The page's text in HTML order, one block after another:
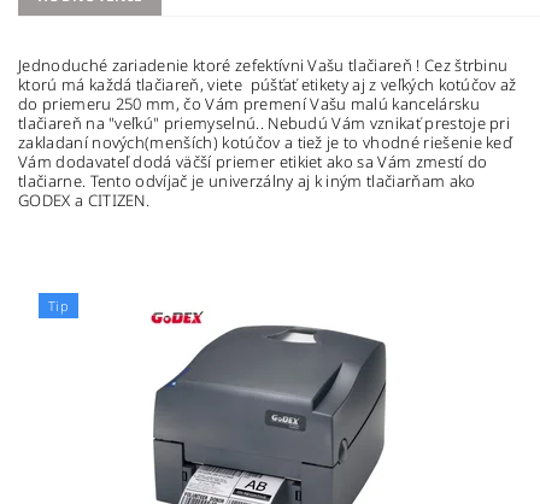
Jednoduché zariadenie ktoré zefektívni Vašu tlačiareň ! Cez štrbinu
ktorú má každá tlačiareň, viete púšťať etikety aj z veľkých kotúčov až
do priemeru 250 mm, čo Vám premení Vašu malú kancelársku
tlačiareň na "veľkú" priemyselnú.. Nebudú Vám vznikať prestoje pri
zakladaní nových(menších) kotúčov a tiež je to vhodné riešenie keď
Vám dodavateľ dodá väčší priemer etikiet ako sa Vám zmestí do
tlačiarne. Tento odvíjač je univerzálny aj k iným tlačiarňam ako
GODEX a CITIZEN.
Tip